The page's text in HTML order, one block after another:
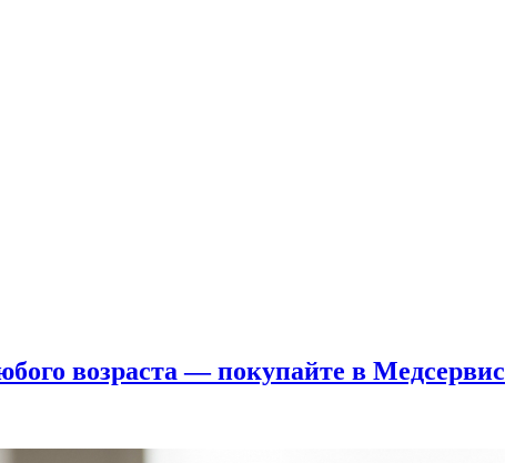
возраста — покупайте в Медсервис